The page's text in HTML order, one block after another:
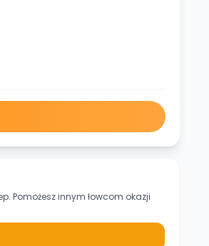
Pomożesz innym łowcom okazji